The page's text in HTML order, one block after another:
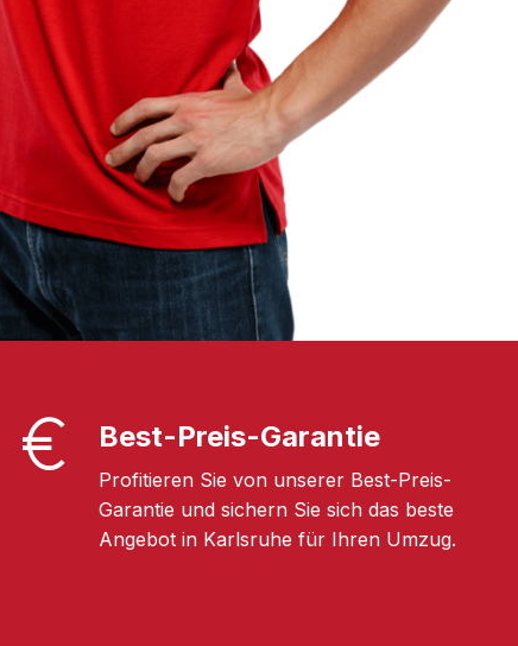
Best-Preis-Garantie
Profitieren Sie von unserer Best-Preis-
Garantie und sichern Sie sich das beste
Angebot in Karlsruhe für Ihren Umzug.